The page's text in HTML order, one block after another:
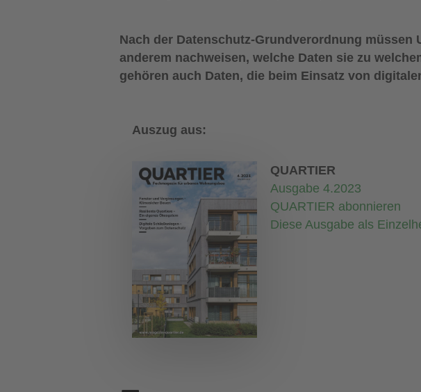
Nach der Datenschutz-Grundverordnung
anderem nachweisen, welche Daten sie zu
gehören auch Daten, die beim Einsatz von
Auszug aus:
QUARTIER
Ausgabe 4.2023
QUARTIER abonnieren
Diese Ausgabe als